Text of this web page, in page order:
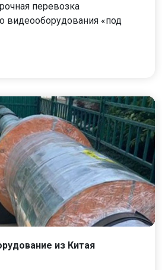
перевозка
видеооборудования «под
из Китая